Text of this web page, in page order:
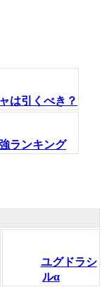
は引くべき？
ランキング
ユグドラシ
ルα